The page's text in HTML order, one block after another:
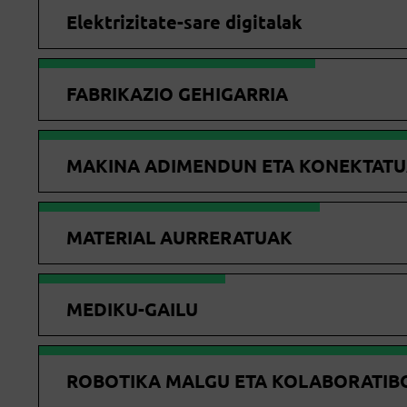
Elektrizitate-sare digitalak
FABRIKAZIO GEHIGARRIA
MAKINA ADIMENDUN ETA
MATERIAL AURRERATUAK
MEDIKU-GAILU
ROBOTIKA MALGU ETA